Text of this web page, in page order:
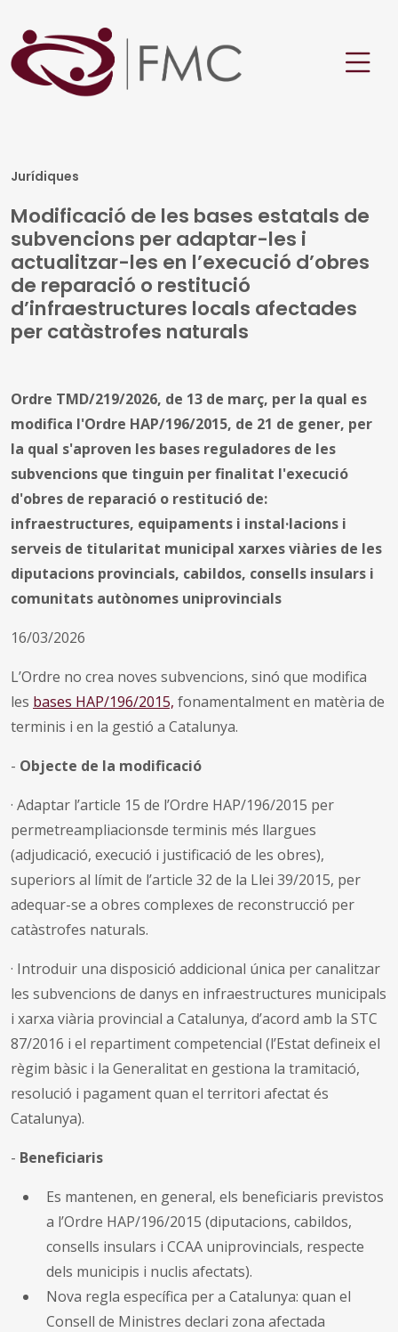
Jurídiques
Modificació de les bases estatals de
subvencions per adaptar-les i
actualitzar-les en l’execució d’obres
de reparació o restitució
d’infraestructures locals afectades
per catàstrofes naturals
Ordre TMD/219/2026, de 13 de març, per la qual es
modifica l'Ordre HAP/196/2015, de 21 de gener, per
la qual s'aproven les bases reguladores de les
subvencions que tinguin per finalitat l'execució
d'obres de reparació o restitució de:
infraestructures, equipaments i instal·lacions i
serveis de titularitat municipal xarxes viàries de les
diputacions provincials, cabildos, consells insulars i
comunitats autònomes uniprovincials
16/03/2026
L’Ordre no crea noves subvencions, sinó que modifica
les bases HAP/196/2015, fonamentalment en matèria de
terminis i en la gestió a Catalunya.
- Objecte de la modificació
· Adaptar l’article 15 de l’Ordre HAP/196/2015 per
permetreampliacionsde terminis més llargues
(adjudicació, execució i justificació de les obres),
superiors al límit de l’article 32 de la Llei 39/2015, per
adequar-se a obres complexes de reconstrucció per
catàstrofes naturals.
· Introduir una disposició addicional única per canalitzar
les subvencions de danys en infraestructures municipals
i xarxa viària provincial a Catalunya, d’acord amb la STC
87/2016 i el repartiment competencial (l’Estat defineix el
règim bàsic i la Generalitat en gestiona la tramitació,
resolució i pagament quan el territori afectat és
Catalunya).
- Beneficiaris
Es mantenen, en general, els beneficiaris previstos
a l’Ordre HAP/196/2015 (diputacions, cabildos,
consells insulars i CCAA uniprovincials, respecte
dels municipis i nuclis afectats).
Nova regla específica per a Catalunya: quan el
Consell de Ministres declari zona afectada